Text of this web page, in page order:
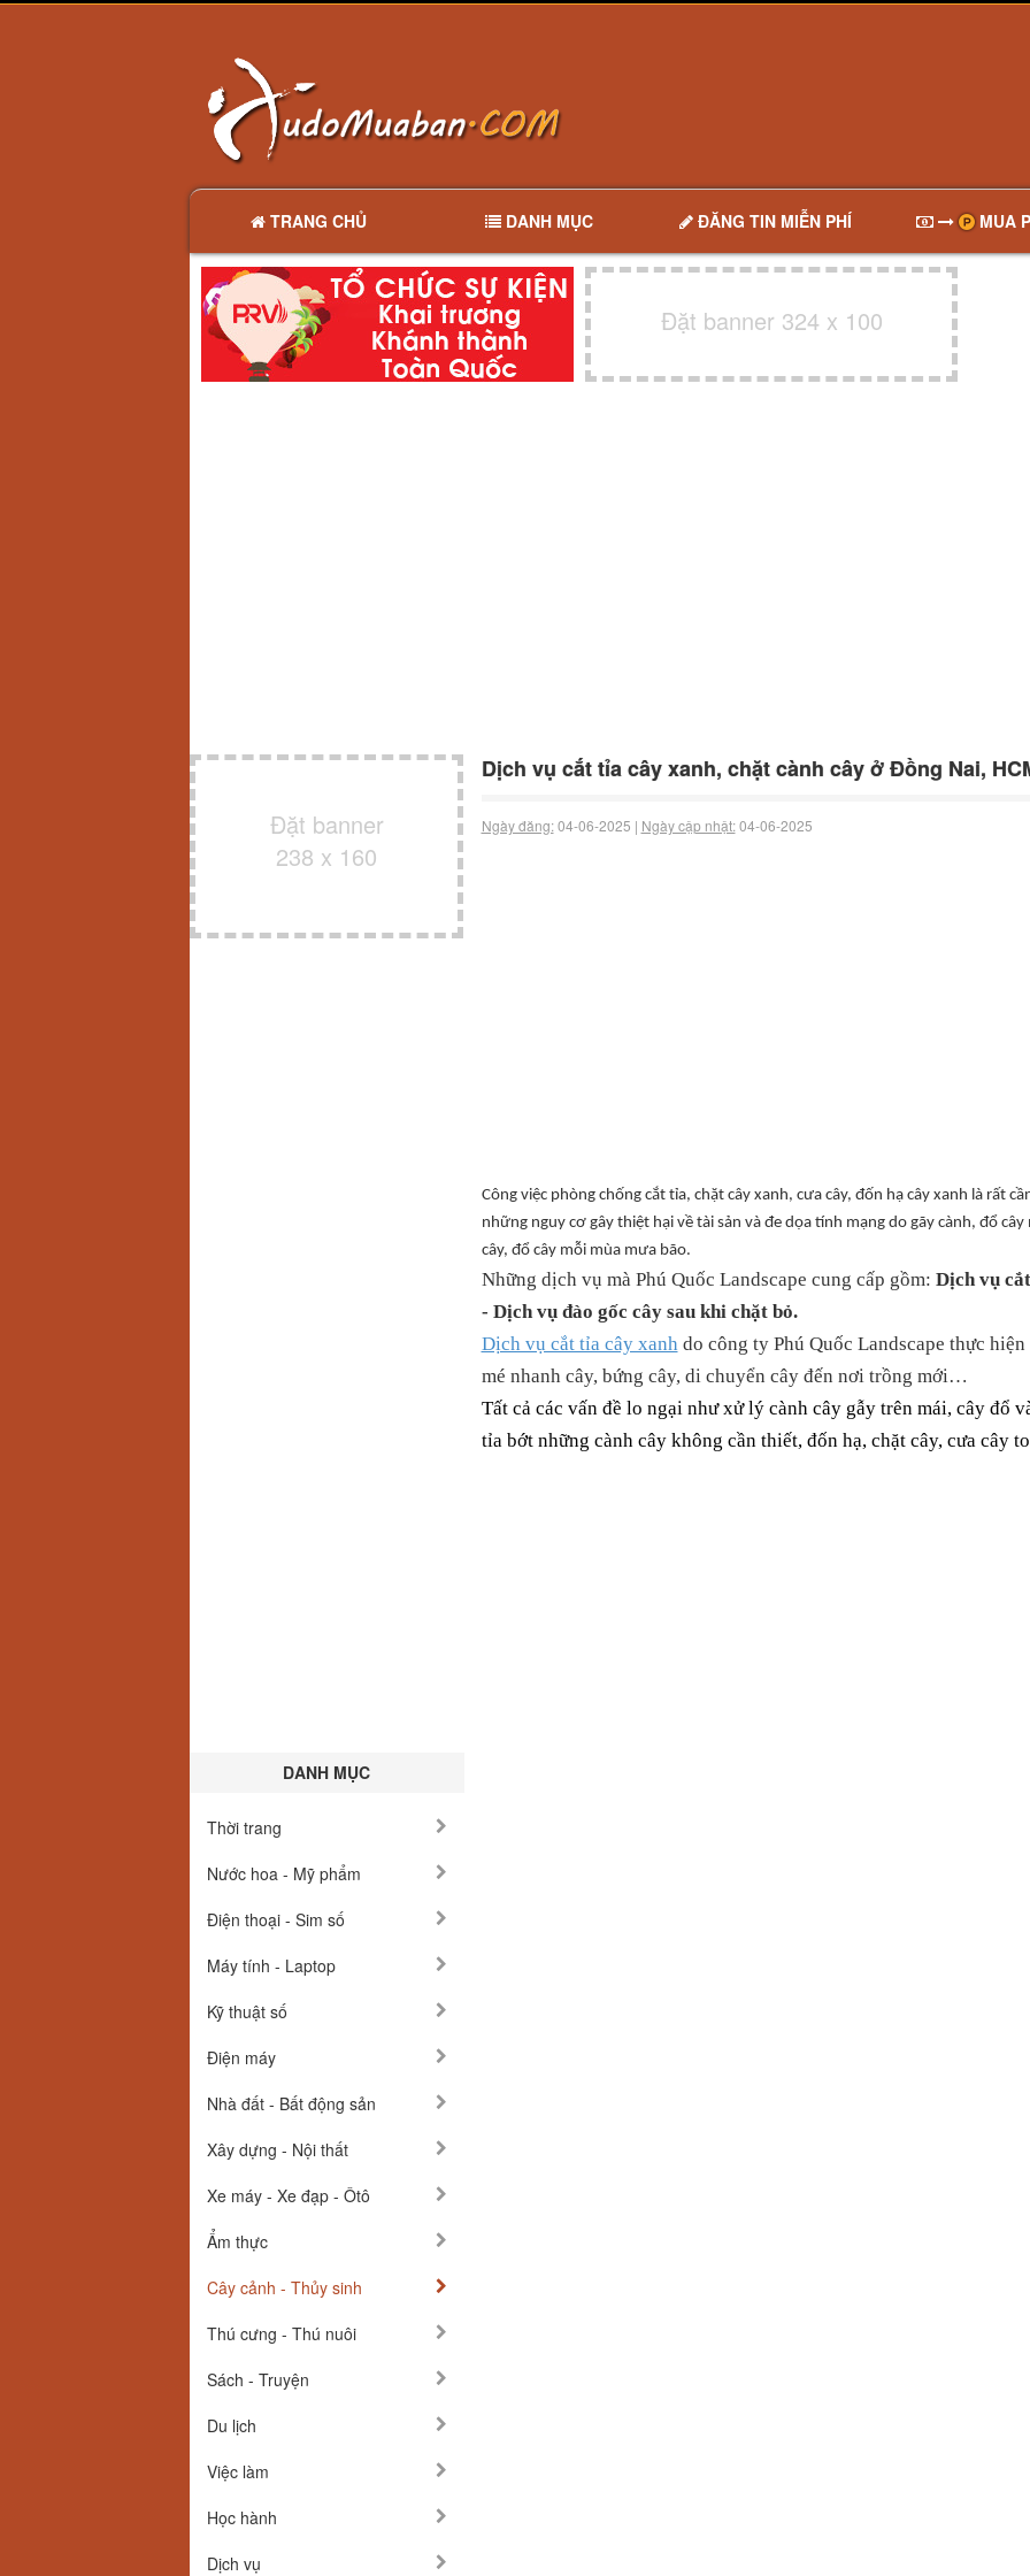
TRANG CHỦ DANH MỤC ĐĂNG TIN MIỄN PHÍ MUA
Đặt banner 324 x 100
Đặt banner
238 x 160
DANH MỤC
Thời trang
Nước hoa - Mỹ phẩm
Điện thoại - Sim số
Máy tính - Laptop
Kỹ thuật số
Điện máy
Nhà đất - Bất động sản
Xây dựng - Nội thất
Xe máy - Xe đạp - Ôtô
Ẩm thực
Cây cảnh - Thủy sinh
Thú cưng - Thú nuôi
Sách - Truyện
Du lịch
Việc làm
Học hành
Dịch vụ
Dịch vụ cắt tỉa cây xanh, chặt cành cây ở Đồng Nai,
Ngày đăng:04-06-2025 | Ngày cập nhật:04-06-2025
Công việc phòng chống cắt tỉa, chặt cây xanh, cưa cây, đốn hạ cây xanh là rất
những nguy cơ gây thiệt hại về tài sản và đe dọa tính mạng do gãy cành, đổ
cây, đổ cây mỗi mùa mưa bão.
Những dịch vụ mà Phú Quốc Landscape cung cấp gồm: Dịch vụ
- Dịch vụ đào gốc cây sau khi chặt bỏ.
Dịch vụ cắt tỉa cây xanh do công ty Phú Quốc Landscape thực
mé nhanh cây, bứng cây, di chuyển cây đến nơi trồng mới…
Tất cả các vấn đề lo ngại như xử lý cành cây gẫy trên mái, cây đổ
tỉa bớt những cành cây không cần thiết, đốn hạ, chặt cây, cưa cây